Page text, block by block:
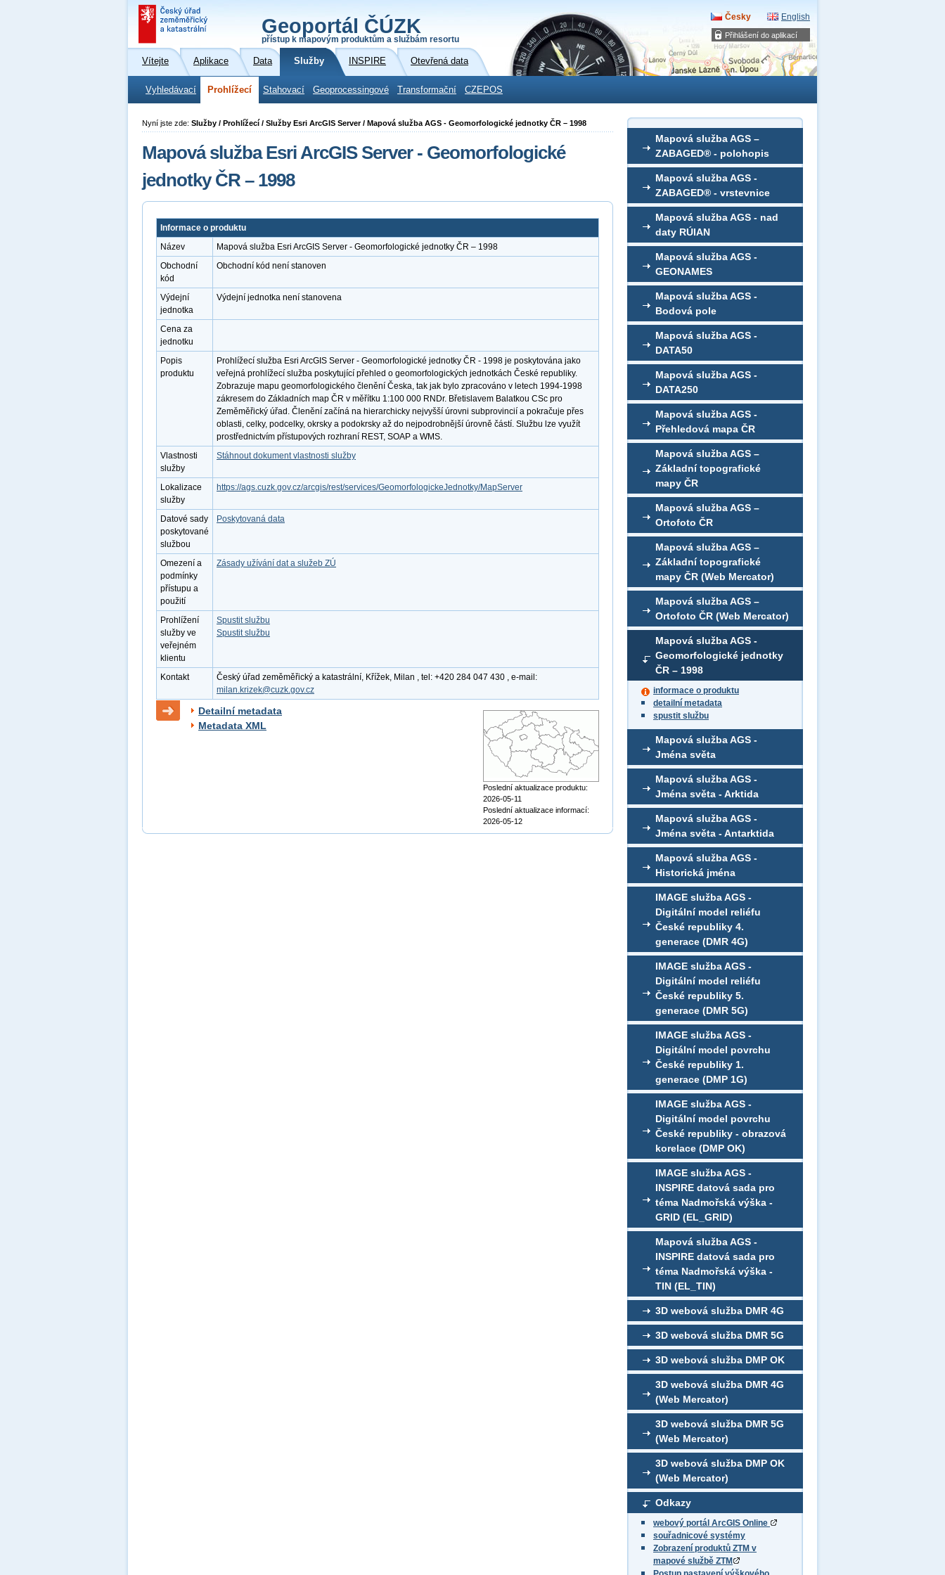
Přihlášení do aplikací
Geoportál ČÚZK
přístup k mapovým produktům a službám resortu
Česky English
Vítejte Aplikace Data Služby INSPIRE Otevřená data
Vyhledávací Prohlížecí Stahovací Geoprocessingové Transformační CZEPOS
Mapová služba AGS –
ZABAGED® - polohopis
Mapová služba AGS -
ZABAGED® - vrstevnice
Mapová služba AGS - nad
daty RÚIAN
Mapová služba AGS -
GEONAMES
Mapová služba AGS -
Bodová pole
Mapová služba AGS -
DATA50
Mapová služba AGS -
DATA250
Mapová služba AGS -
Přehledová mapa ČR
Mapová služba AGS –
Základní topografické
mapy ČR
Mapová služba AGS –
Ortofoto ČR
Mapová služba AGS –
Základní topografické
mapy ČR (Web Mercator)
Mapová služba AGS –
Ortofoto ČR (Web Mercator)
Mapová služba AGS -
Geomorfologické jednotky
ČR – 1998
informace o produktu
detailní metadata
spustit službu
Mapová služba AGS -
Jména světa
Mapová služba AGS -
Jména světa - Arktida
Mapová služba AGS -
Jména světa - Antarktida
Mapová služba AGS -
Historická jména
IMAGE služba AGS -
Digitální model reliéfu
České republiky 4.
generace (DMR 4G)
IMAGE služba AGS -
Digitální model reliéfu
České republiky 5.
generace (DMR 5G)
IMAGE služba AGS -
Digitální model povrchu
České republiky 1.
generace (DMP 1G)
IMAGE služba AGS -
Digitální model povrchu
České republiky - obrazová
korelace (DMP OK)
IMAGE služba AGS -
INSPIRE datová sada pro
téma Nadmořská výška -
GRID (EL_GRID)
Mapová služba AGS -
INSPIRE datová sada pro
téma Nadmořská výška -
TIN (EL_TIN)
3D webová služba DMR 4G
3D webová služba DMR 5G
3D webová služba DMP OK
3D webová služba DMR 4G
(Web Mercator)
3D webová služba DMR 5G
(Web Mercator)
3D webová služba DMP OK
(Web Mercator)
Odkazy
webový portál ArcGIS Online
souřadnicové systémy
Zobrazení produktů ZTM v
mapové službě ZTM
Nyní jste zde: Služby / Prohlížecí / Služby Esri ArcGIS Server / Mapová služba AGS - Geomorfologické jednotky ČR – 1998
Mapová služba Esri ArcGIS Server - Geomorfologické
jednotky ČR – 1998
Informace o produktu
Název
Mapová služba Esri ArcGIS Server - Geomorfologické jednotky ČR – 1998
Obchodní
kód
Obchodní kód není stanoven
Výdejní
jednotka
Výdejní jednotka není stanovena
Cena za
jednotku
Popis
produktu
Prohlížecí služba Esri ArcGIS Server - Geomorfologické jednotky ČR - 1998 je poskytována jako
veřejná prohlížecí služba poskytující přehled o geomorfologických jednotkách České republiky.
Zobrazuje mapu geomorfologického členění Česka, tak jak bylo zpracováno v letech 1994-1998
zákresem do Základních map ČR v měřítku 1:100 000 RNDr. Břetislavem Balatkou CSc pro
Zeměměřický úřad. Členění začíná na hierarchicky nejvyšší úrovni subprovincií a pokračuje přes
oblasti, celky, podcelky, okrsky a podokrsky až do nejpodrobnější úrovně částí. Službu lze využít
prostřednictvím přístupových rozhraní REST, SOAP a WMS.
Vlastnosti
služby
Stáhnout dokument vlastnosti služby
Lokalizace
služby
https://ags.cuzk.gov.cz/arcgis/rest/services/GeomorfologickeJednotky/MapServer
Datové sady
poskytované
službou
Poskytovaná data
Omezení a
podmínky
přístupu a
použití
Zásady užívání dat a služeb ZÚ
Prohlížení
služby ve
veřejném
klientu
Spustit službu
Spustit službu
Kontakt
Český úřad zeměměřický a katastrální, Křížek, Milan , tel: +420 284 047 430 , e-mail:
milan.krizek@cuzk.gov.cz
Detailní metadata
Metadata XML
Poslední aktualizace produktu:
2026-05-11
Poslední aktualizace informací:
2026-05-12